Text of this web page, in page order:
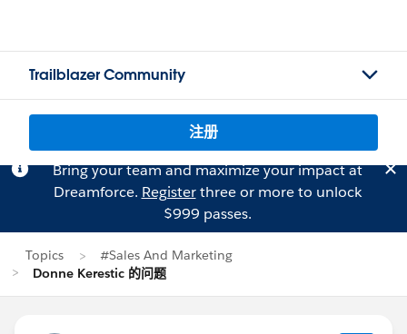
Trailblazer Community
注册
Bring your team and maximize your impact at
Dreamforce. Registerthree or more to unlock
$999 passes.
Topics
#Sales And Marketing
Donne Kerestic 的问题